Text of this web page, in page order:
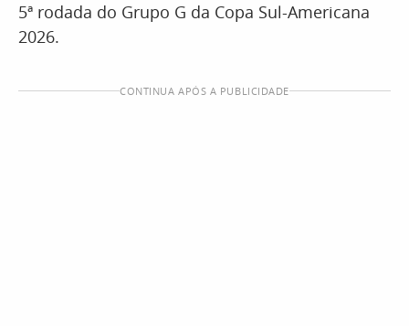
5ª rodada do Grupo G da Copa Sul-Americana
2026.
CONTINUA APÓS A PUBLICIDADE